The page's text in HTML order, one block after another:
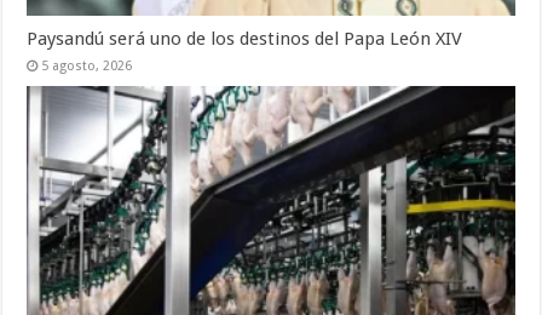
Paysandú será uno de los destinos del Papa León XIV
5 agosto, 2026